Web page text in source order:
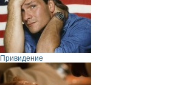
Привидение